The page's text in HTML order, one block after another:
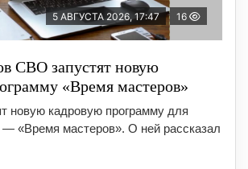
5 АВГУСТА 2026, 17:47 16
СВО запустят новую
«Время мастеров»
новую кадровую программу для
«Время мастеров». О ней рассказал